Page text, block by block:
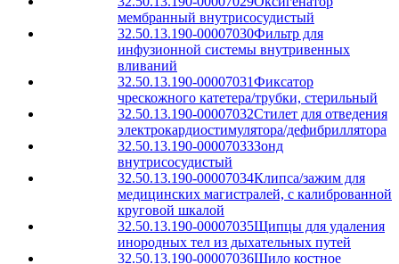
мембранный внутрисосудистый
32.50.13.190-00007030Фильтр для
инфузионной системы внутривенных
вливаний
32.50.13.190-00007031Фиксатор
чрескожного катетера/трубки, стерильный
32.50.13.190-00007032Стилет для отведения
электрокардиостимулятора/дефибриллятора
32.50.13.190-00007033Зонд
внутрисосудистый
32.50.13.190-00007034Клипса/зажим для
медицинских магистралей, с калиброванной
круговой шкалой
32.50.13.190-00007035Щипцы для удаления
инородных тел из дыхательных путей
32.50.13.190-00007036Шило костное